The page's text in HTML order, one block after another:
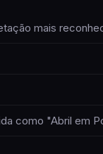
mais
como "Abril em